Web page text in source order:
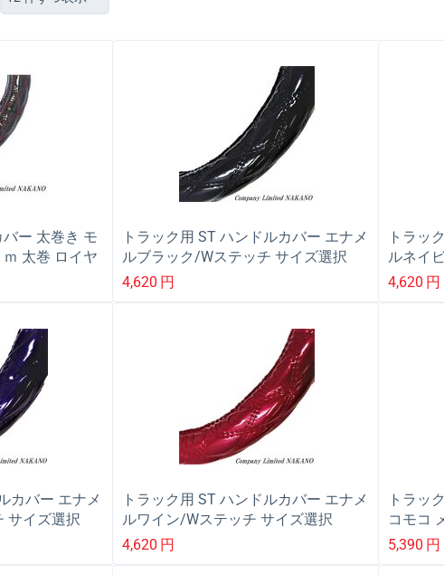
バー 太巻き モ
太巻 ロイヤ
トラック用 ST ハンドルカバー エナメ
ルブラック/Wステッチ サイズ選択
LM/2HS/2L
4,620 円
トラッ
ルネイ
LM/
4,620 円
カバー エナメ
サイズ選択
トラック用 ST ハンドルカバー エナメ
ルワイン/Wステッチ サイズ選択
LM/2HS/2L
4,620 円
トラッ
コモコ
ワイン
5,390 円